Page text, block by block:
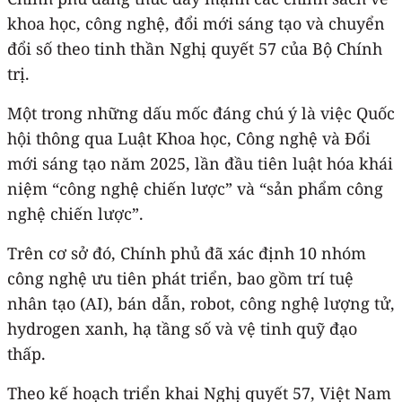
khoa học, công nghệ, đổi mới sáng tạo và chuyển
đổi số theo tinh thần Nghị quyết 57 của Bộ Chính
trị.
Một trong những dấu mốc đáng chú ý là việc Quốc
hội thông qua Luật Khoa học, Công nghệ và Đổi
mới sáng tạo năm 2025, lần đầu tiên luật hóa khái
niệm “công nghệ chiến lược” và “sản phẩm công
nghệ chiến lược”.
Trên cơ sở đó, Chính phủ đã xác định 10 nhóm
công nghệ ưu tiên phát triển, bao gồm trí tuệ
nhân tạo (AI), bán dẫn, robot, công nghệ lượng tử,
hydrogen xanh, hạ tầng số và vệ tinh quỹ đạo
thấp.
Theo kế hoạch triển khai Nghị quyết 57, Việt Nam